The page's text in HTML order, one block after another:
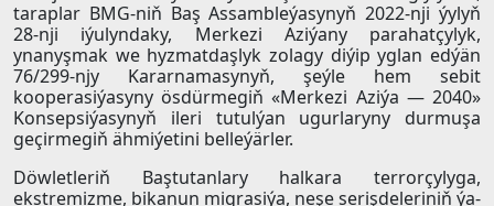
taraplar BMG-niň Baş Assambleýasynyň 2022-nji ýylyň
28-nji iýulyndaky, Merkezi Aziýany parahatçylyk,
ynanyşmak we hyzmatdaşlyk zolagy diýip yglan edýän
76/299-njy Kararnamasynyň, şeýle hem sebit
kooperasiýasyny ösdürmegiň «Merkezi Aziýa — 2040»
Konsepsiýasynyň ileri tutulýan ugurlaryny durmuşa
geçirmegiň ähmiýetini belleýärler.
Döwletleriň Baştutanlary halkara terrorçylyga,
ekstremizme, bikanun migrasiýa, neşe serişdeleriniň ýa-